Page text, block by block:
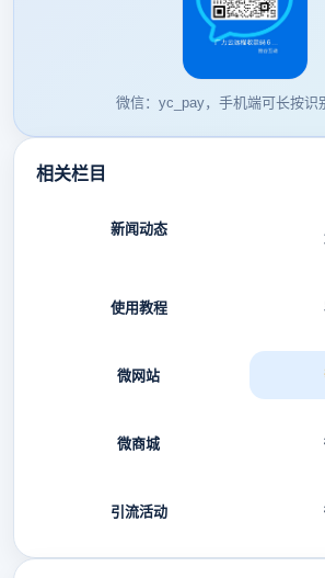
微信：yc_pay，手机端可长按识
相关栏目
新闻动态
使用教程
微网站
微商城
引流活动